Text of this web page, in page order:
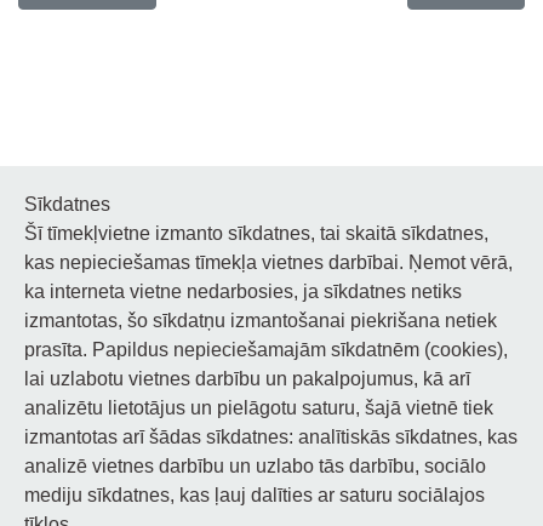
Noderīgi
Privātuma politika
Sīkdatņu privātuma politika
Piekļūstamība
Sīkdatnes
Šī tīmekļvietne izmanto sīkdatnes, tai skaitā sīkdatnes,
kas nepieciešamas tīmekļa vietnes darbībai. Ņemot vērā,
ka interneta vietne nedarbosies, ja sīkdatnes netiks
izmantotas, šo sīkdatņu izmantošanai piekrišana netiek
prasīta. Papildus nepieciešamajām sīkdatnēm (cookies),
lai uzlabotu vietnes darbību un pakalpojumus, kā arī
analizētu lietotājus un pielāgotu saturu, šajā vietnē tiek
izmantotas arī šādas sīkdatnes: analītiskās sīkdatnes, kas
analizē vietnes darbību un uzlabo tās darbību, sociālo
mediju sīkdatnes, kas ļauj dalīties ar saturu sociālajos